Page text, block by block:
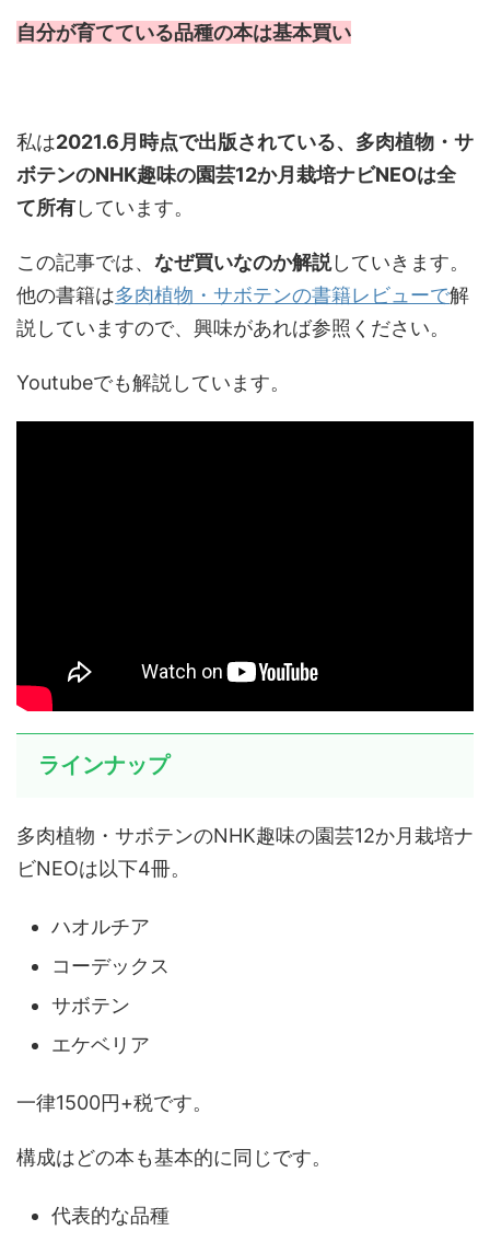
自分が育てている品種の本は基本買い
私は2021.6月時点で出版されている、多肉植物・サ
ボテンのNHK趣味の園芸12か月栽培ナビNEOは全
て所有しています。
この記事では、 なぜ買いなのか解説していきます。
他の書籍は多肉植物・サボテンの書籍レビューで解
説していますので、興味があれば参照ください。
Youtubeでも解説しています。
ラインナップ
多肉植物・サボテンのNHK趣味の園芸12か月栽培ナ
ビNEOは以下4冊。
ハオルチア
コーデックス
サボテン
エケベリア
一律1500円+税です。
構成はどの本も基本的に同じです。
代表的な品種